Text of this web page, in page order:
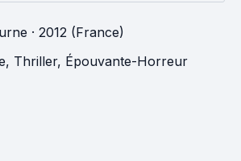
· 2012 (France)
, Thriller, Épouvante-Horreur